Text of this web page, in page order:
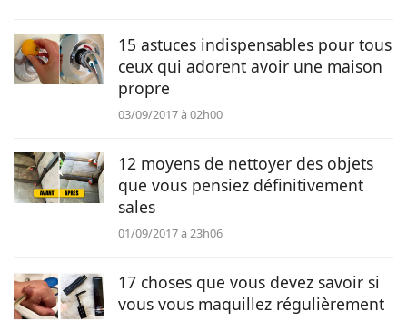
15 astuces indispensables pour tous
ceux qui adorent avoir une maison
propre
03/09/2017 à 02h00
12 moyens de nettoyer des objets
que vous pensiez définitivement
sales
01/09/2017 à 23h06
17 choses que vous devez savoir si
vous vous maquillez régulièrement